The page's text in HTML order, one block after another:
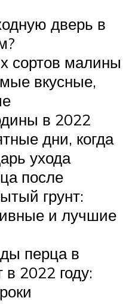
дверь в
сортов малины
вкусные,
в 2022
дни, когда
ухода
после
грунт:
и лучшие
перца в
в 2022 году: